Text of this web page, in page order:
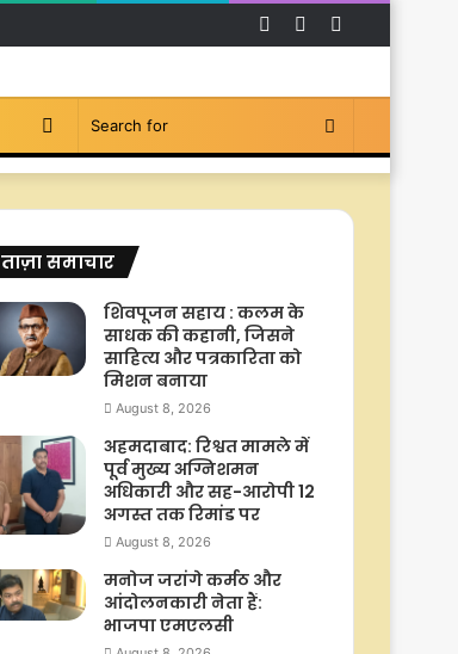
YouTube
Facebook
Search
for
Switch
skin
ताज़ा समाचार
शिवपूजन सहाय : कलम के
साधक की कहानी, जिसने
साहित्य और पत्रकारिता को
मिशन बनाया
August 8, 2026
अहमदाबाद: रिश्वत मामले में
पूर्व मुख्य अग्निशमन
अधिकारी और सह-आरोपी 12
अगस्त तक रिमांड पर
August 8, 2026
मनोज जरांगे कर्मठ और
आंदोलनकारी नेता हैं:
भाजपा एमएलसी